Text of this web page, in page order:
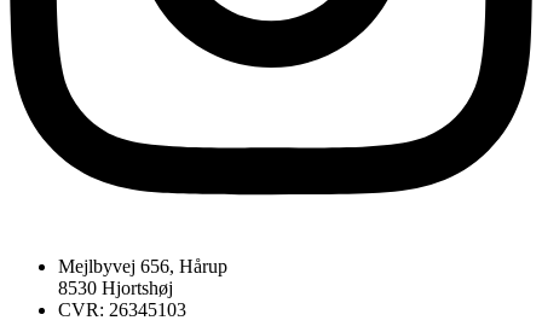
Mejlbyvej 656, Hårup
8530 Hjortshøj
CVR: 26345103